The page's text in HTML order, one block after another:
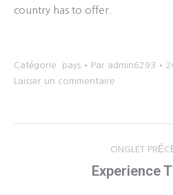
country has to offer.
Catégorie pays Par admin6293
Laisser un commentaire
ONGLET
Experience